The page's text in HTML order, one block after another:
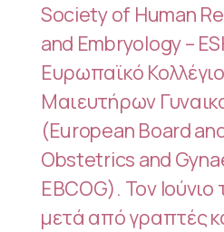
Society of Human
and Embryology –
Ευρωπαϊκό Κολλέγιο
Μαιευτήρων
(European Board
Obstetrics and
EBCOG). Τον Ιούνιο
μετά από γραπτές